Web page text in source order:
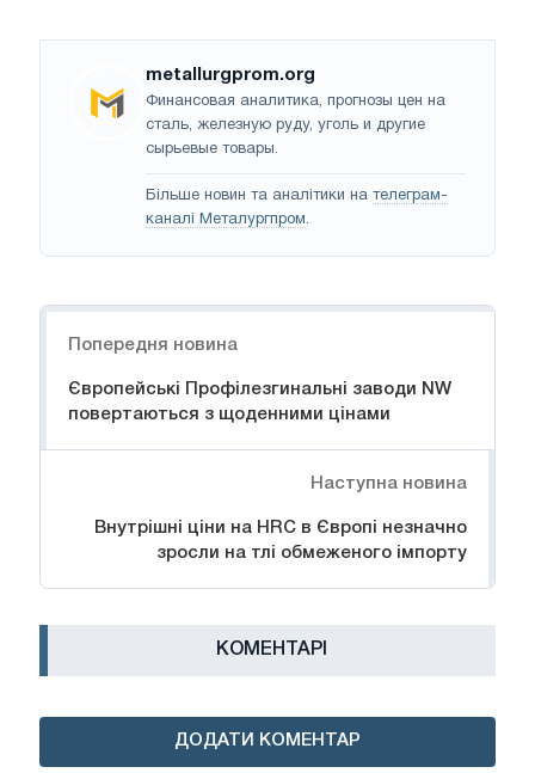
metallurgprom.org
Финансовая аналитика, прогнозы цен на
сталь, железную руду, уголь и другие
сырьевые товары.
Більше новин та аналітики на телеграм-
каналі Металургпром.
Попередня новина
Європейські Профілезгинальні заводи NW
повертаються з щоденними цінами
Наступна новина
Внутрішні ціни на HRC в Європі незначно
зросли на тлі обмеженого імпорту
КОМЕНТАРІ
ДОДАТИ КОМЕНТАР